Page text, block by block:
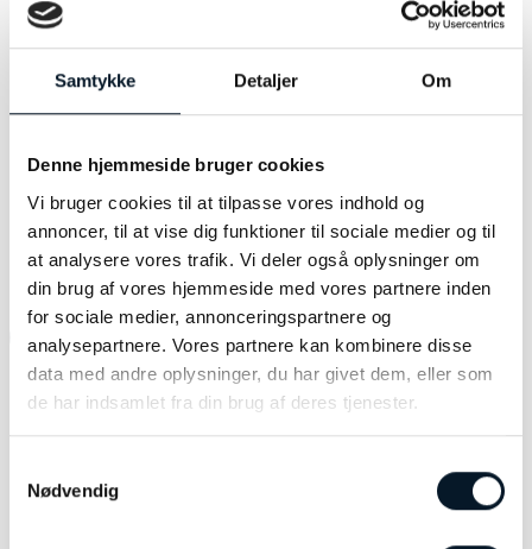
Samtykke Detaljer Om
Denne hjemmeside bruger cookies
Vi bruger cookies til at tilpasse vores indhold og
annoncer, til at vise dig funktioner til sociale medier og til
at analysere vores trafik. Vi deler også oplysninger om
din brug af vores hjemmeside med vores partnere inden
for sociale medier, annonceringspartnere og
analysepartnere. Vores partnere kan kombinere disse
data med andre oplysninger, du har givet dem, eller som
de har indsamlet fra din brug af deres tjenester.
Nødvendig
Modelnummer: 1511014
RELATEREDE VARER
-16% -30%